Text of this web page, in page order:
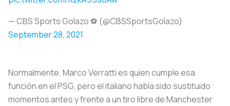
— CBS Sports Golazo ⚽️ (@CBSSportsGolazo)
September 28, 2021
Normalmente, Marco Verratti es quien cumple esa
función en el PSG, pero el italiano había sido sustituido
momentos antes y frente a un tiro libre de Manchester